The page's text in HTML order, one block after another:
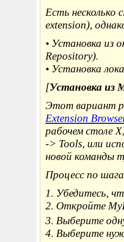
Есть несколько
extension),
• Установка из
Repository).
• Установка
[Установка из
Этот вариант
Extension
рабочем столе
-> Tools, или
новой команды
Процесс по
1. Убедитесь,
2. Откройте
3. Выберите
4. Выберите